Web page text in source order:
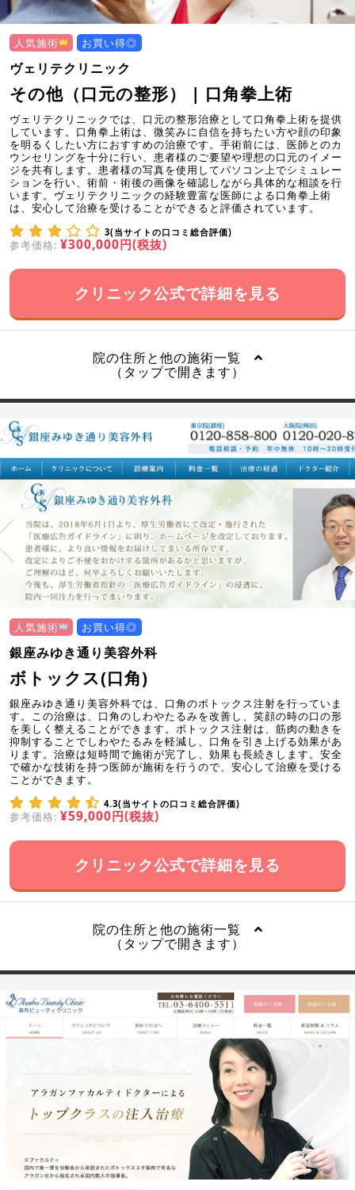
人気施術 お買い得◎
ヴェリテクリニック
その他（口元の整形） | 口角拳上術
ヴェリテクリニックでは、口元の整形治療として口角拳上術を提供
しています。口角拳上術は、微笑みに自信を持ちたい方や顔の印象
を明るくしたい方におすすめの治療です。手術前には、医師とのカ
ウンセリングを十分に行い、患者様のご要望や理想の口元のイメー
ジを共有します。患者様の写真を使用してパソコン上でシミュレー
ションを行い、術前・術後の画像を確認しながら具体的な相談を行
います。ヴェリテクリニックの経験豊富な医師による口角拳上術
は、安心して治療を受けることができると評価されています。
3(当サイトの口コミ総合評価)
参考価格: ¥300,000円(税抜)
クリニック公式で詳細を見る
院の住所と他の施術一覧
（タップで開きます）
人気施術 お買い得◎
銀座みゆき通り美容外科
ボトックス(口角)
銀座みゆき通り美容外科では、口角のボトックス注射を行っていま
す。この治療は、口角のしわやたるみを改善し、笑顔の時の口の形
を美しく整えることができます。ボトックス注射は、筋肉の動きを
抑制することでしわやたるみを軽減し、口角を引き上げる効果があ
ります。治療は短時間で施術が完了し、効果も長続きします。安全
で確かな技術を持つ医師が施術を行うので、安心して治療を受ける
ことができます。
4.3(当サイトの口コミ総合評価)
参考価格: ¥59,000円(税抜)
クリニック公式で詳細を見る
院の住所と他の施術一覧
（タップで開きます）